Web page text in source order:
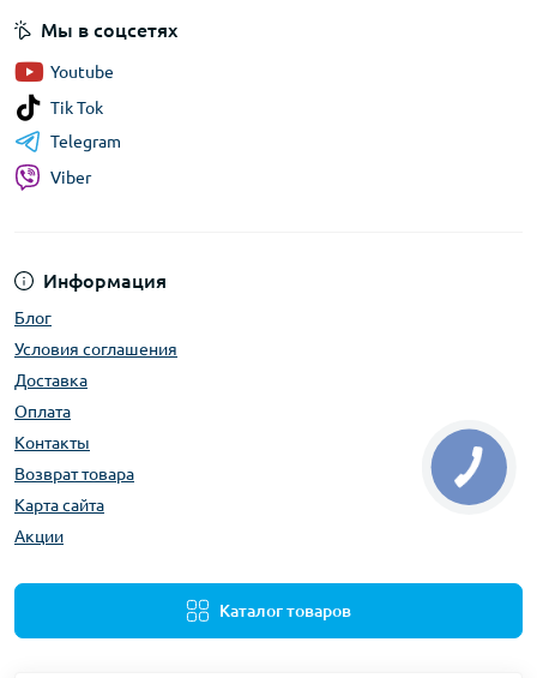
Информация
Блог
Условия соглашения
Доставка
Оплата
Контакты
Возврат товара
Карта сайта
Акции
Каталог товаров
Мы в соцсетях
Youtube
Tik Tok
Telegram
Viber